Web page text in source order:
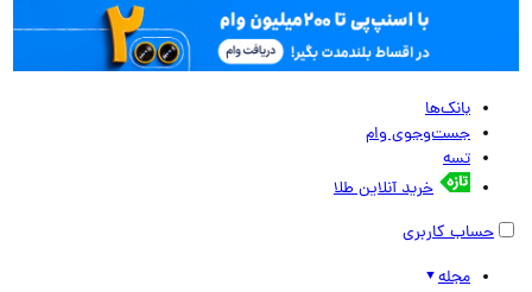
بانک‌ها
جست‌وجوی وام
تسه
خرید آنلاین طلا
حساب کاربری
مجله